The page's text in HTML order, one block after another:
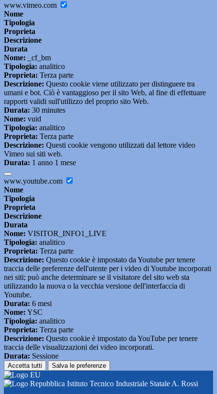
www.vimeo.com
Nome
Tipologia
Proprieta
Descrizione
Durata
Nome: _cf_bm
Tipologia: analitico
Proprieta: Terza parte
Descrizione: Questo cookie viene utilizzato per distinguere tra
umani e bot. Ciò è vantaggioso per il sito Web, al fine di effettuare
rapporti validi sull'utilizzo del proprio sito Web.
Durata: 30 minutes
Nome: vuid
Tipologia: analitico
Proprieta: Terza parte
Descrizione: Questi cookie vengono utilizzati dal lettore video
Vimeo sui siti web.
Durata: 1 anno 1 mese
www.youtube.com
Nome
Tipologia
Proprieta
Descrizione
Durata
Nome: VISITOR_INFO1_LIVE
Tipologia: analitico
Proprieta: Terza parte
Descrizione: Questo cookie è impostato da Youtube per tenere
traccia delle preferenze dell'utente per i video di Youtube incorporati
nei siti; può anche determinare se il visitatore del sito web sta
utilizzando la nuova o la vecchia versione dell'interfaccia di
Youtube.
Durata: 6 mesi
Nome: YSC
Tipologia: analitico
Proprieta: Terza parte
Descrizione: Questo cookie è impostato da YouTube per tenere
traccia delle visualizzazioni dei video incorporati.
Durata: Sessione
Accetta tutti Salva le preferenze
Istituto Tecnico Industriale Statale A. Rossi